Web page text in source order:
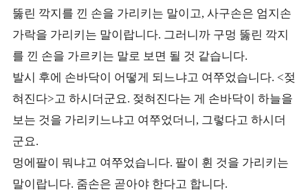
뚫린 깍지를 낀 손을 가리키는 말이고, 사구손은 엄지손
가락을 가리키는 말이랍니다. 그러니까 구멍 뚫린 깍지
를 낀 손을 가르키는 말로 보면 될 것 같습니다.
발시 후에 손바닥이 어떻게 되느냐고 여쭈었습니다. <젖
혀진다>고 하시더군요. 젖혀진다는 게 손바닥이 하늘을
보는 것을 가리키느냐고 여쭈었더니, 그렇다고 하시더
군요.
멍에팔이 뭐냐고 여쭈었습니다. 팔이 휜 것을 가리키는
말이랍니다. 줌손은 곧아야 한다고 합니다.